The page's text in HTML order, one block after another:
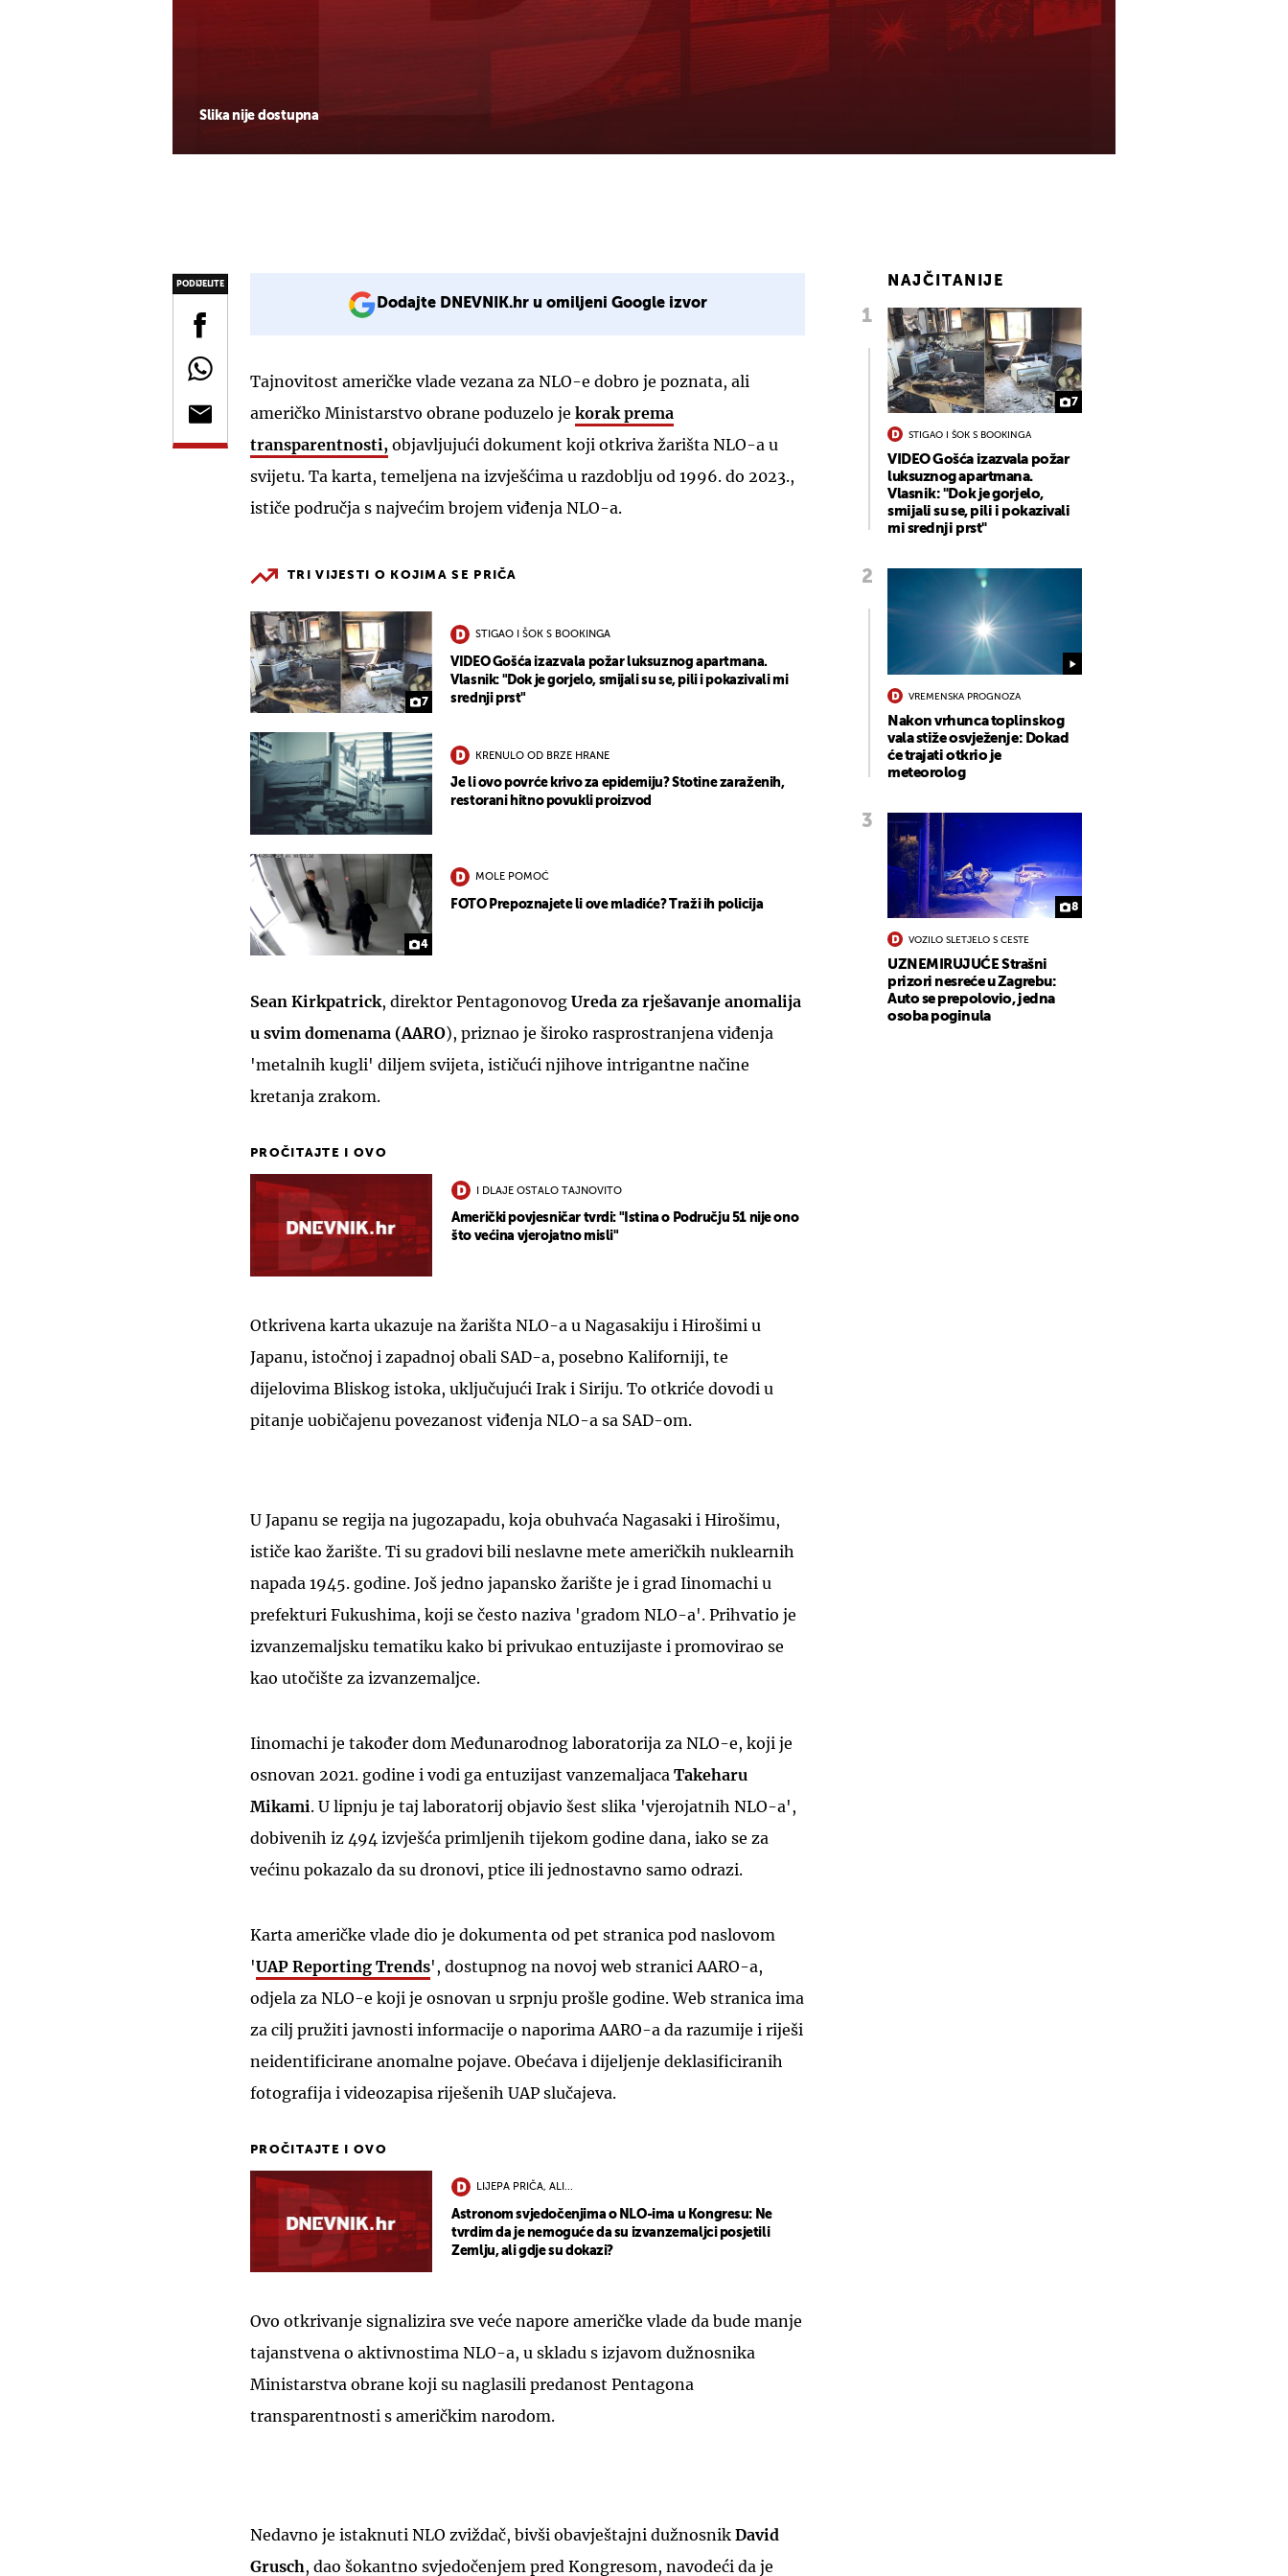
Slika nije dostupna
PODIJELITE
Dodajte DNEVNIK.hr u omiljeni Google izvor
Tajnovitost američke vlade vezana za NLO-e dobro je poznata, ali
američko Ministarstvo obrane poduzelo je korak prema
transparentnosti, objavljujući dokument koji otkriva žarišta NLO-a u
svijetu. Ta karta, temeljena na izvješćima u razdoblju od 1996. do 2023.,
ističe područja s najvećim brojem viđenja NLO-a.
TRI VIJESTI O KOJIMA SE PRIČA
7
STIGAO I ŠOK S BOOKINGA
VIDEO Gošća izazvala požar luksuznog apartmana.
Vlasnik: "Dok je gorjelo, smijali su se, pili i pokazivali mi
srednji prst"
KRENULO OD BRZE HRANE
Je li ovo povrće krivo za epidemiju? Stotine zaraženih,
restorani hitno povukli proizvod
4
MOLE POMOĆ
FOTO Prepoznajete li ove mladiće? Traži ih policija
Sean Kirkpatrick, direktor Pentagonovog Ureda za rješavanje anomalija
u svim domenama (AARO), priznao je široko rasprostranjena viđenja
'metalnih kugli' diljem svijeta, ističući njihove intrigantne načine
kretanja zrakom.
PROČITAJTE I OVO
I DLAJE OSTALO TAJNOVITO
Američki povjesničar tvrdi: "Istina o Području 51 nije ono
što većina vjerojatno misli"
Otkrivena karta ukazuje na žarišta NLO-a u Nagasakiju i Hirošimi u
Japanu, istočnoj i zapadnoj obali SAD-a, posebno Kaliforniji, te
dijelovima Bliskog istoka, uključujući Irak i Siriju. To otkriće dovodi u
pitanje uobičajenu povezanost viđenja NLO-a sa SAD-om.
U Japanu se regija na jugozapadu, koja obuhvaća Nagasaki i Hirošimu,
ističe kao žarište. Ti su gradovi bili neslavne mete američkih nuklearnih
napada 1945. godine. Još jedno japansko žarište je i grad Iinomachi u
prefekturi Fukushima, koji se često naziva 'gradom NLO-a'. Prihvatio je
izvanzemaljsku tematiku kako bi privukao entuzijaste i promovirao se
kao utočište za izvanzemaljce.
Iinomachi je također dom Međunarodnog laboratorija za NLO-e, koji je
osnovan 2021. godine i vodi ga entuzijast vanzemaljaca Takeharu
Mikami. U lipnju je taj laboratorij objavio šest slika 'vjerojatnih NLO-a',
dobivenih iz 494 izvješća primljenih tijekom godine dana, iako se za
većinu pokazalo da su dronovi, ptice ili jednostavno samo odrazi.
Karta američke vlade dio je dokumenta od pet stranica pod naslovom
'UAP Reporting Trends', dostupnog na novoj web stranici AARO-a,
odjela za NLO-e koji je osnovan u srpnju prošle godine. Web stranica ima
za cilj pružiti javnosti informacije o naporima AARO-a da razumije i riješi
neidentificirane anomalne pojave. Obećava i dijeljenje deklasificiranih
fotografija i videozapisa riješenih UAP slučajeva.
PROČITAJTE I OVO
LIJEPA PRIČA, ALI...
Astronom svjedočenjima o NLO-ima u Kongresu: Ne
tvrdim da je nemoguće da su izvanzemaljci posjetili
Zemlju, ali gdje su dokazi?
Ovo otkrivanje signalizira sve veće napore američke vlade da bude manje
tajanstvena o aktivnostima NLO-a, u skladu s izjavom dužnosnika
Ministarstva obrane koji su naglasili predanost Pentagona
transparentnosti s američkim narodom.
Nedavno je istaknuti NLO zviždač, bivši obavještajni dužnosnik David
Grusch, dao šokantno svjedočenjem pred Kongresom, navodeći da je
NAJČITANIJE
7
STIGAO I ŠOK S BOOKINGA
VIDEO Gošća izazvala požar
luksuznog apartmana.
Vlasnik: "Dok je gorjelo,
smijali su se, pili i pokazivali
mi srednji prst"
VREMENSKA PROGNOZA
Nakon vrhunca toplinskog
vala stiže osvježenje: Dokad
će trajati otkrio je
meteorolog
8
VOZILO SLETJELO S CESTE
UZNEMIRUJUĆE Strašni
prizori nesreće u Zagrebu:
Auto se prepolovio, jedna
osoba poginula